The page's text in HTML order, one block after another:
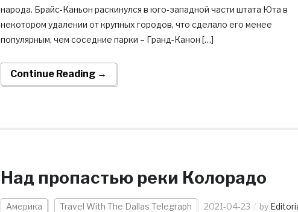
народа. Брайс-Каньон раскинулся в юго-западной части штата Юта в
некотором удалении от крупных городов, что сделало его менее
популярным, чем соседние парки – Гранд-Канон […]
Continue Reading →
Над пропастью реки Колорадо
Америка Travel With The Dallas Telegraph 2021-04-23 by